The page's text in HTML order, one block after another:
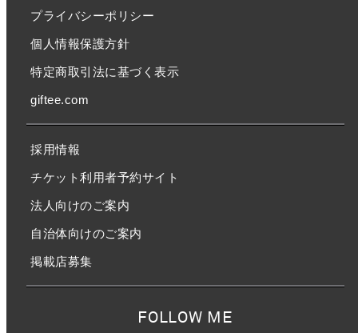
プライバシーポリシー
個人情報保護方針
特定商取引法に基づく表示
giftee.com
採用情報
チケット利用者予約サイト
法人向けのご案内
自治体向けのご案内
掲載店募集
FOLLOW ME